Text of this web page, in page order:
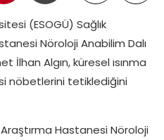
(ESOGÜ) Sağlık
Nöroloji Anabilim Dalı
İlhan Algın, küresel ısınma
nöbetlerini tetiklediğini
Hastanesi Nöroloji